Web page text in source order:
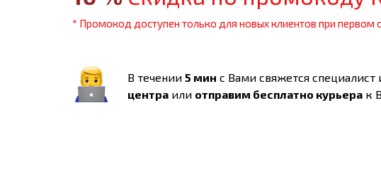
* Промокод доступен только для новых клиентов при первом
В течении 5 мин с Вами свяжется
центра или отправим бесплатно курьера к